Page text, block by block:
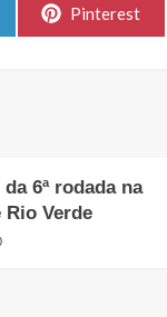
Share
Pinterest
6ª rodada na
Rio Verde